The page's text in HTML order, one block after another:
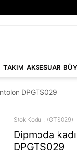
TAKIM AKSESUAR
DPGTS029
Stok Kodu (GTS029)
Dipmoda
DPGTS029